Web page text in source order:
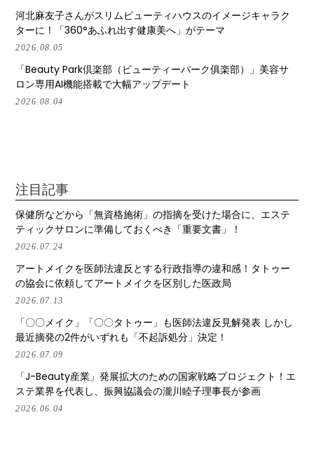
河北麻友子さんがスリムビューティハウスのイメージキャラク
ターに！「360°あふれ出す健康美へ」がテーマ
2026.08.05
「Beauty Park倶楽部（ビューティーパーク俱楽部）」美容サ
ロン専用AI機能搭載で大幅アップデート
2026.08.04
注目記事
保健所などから「無資格施術」の指摘を受けた場合に、エステ
ティックサロンに準備しておくべき「重要文書」！
2026.07.24
アートメイクを医師法違反とする行政指導の違和感！タトゥー
の協会に依頼してアートメイクを区別した医政局
2026.07.13
「〇〇メイク」「〇〇タトゥー」も医師法違反見解発表 しかし
最近摘発の2件がいずれも「不起訴処分」決定！
2026.07.09
「J-Beauty産業」発展拡大のための国家戦略プロジェクト！エ
ステ業界を代表し、振興協議会の瀧川睦子理事長が参画
2026.06.04